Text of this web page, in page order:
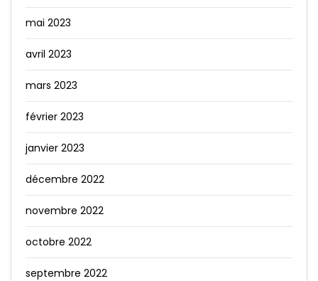
mai 2023
avril 2023
mars 2023
février 2023
janvier 2023
décembre 2022
novembre 2022
octobre 2022
septembre 2022